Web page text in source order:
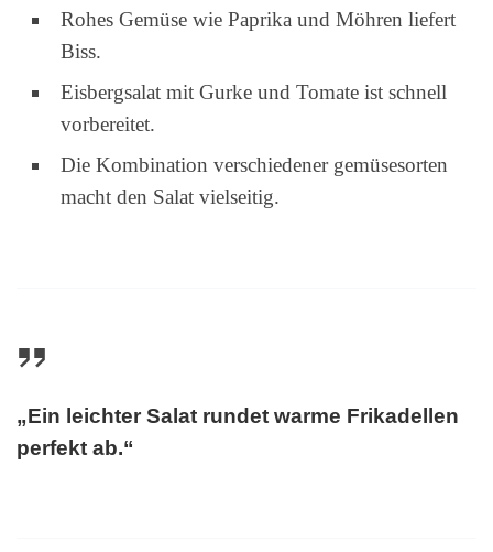
Rohes Gemüse wie Paprika und Möhren liefert
Biss.
Eisbergsalat mit Gurke und Tomate ist schnell
vorbereitet.
Die Kombination verschiedener gemüsesorten
macht den Salat vielseitig.
„Ein leichter Salat rundet warme Frikadellen
perfekt ab.“